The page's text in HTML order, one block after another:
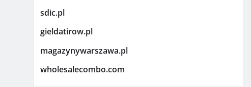
sdic.pl
gieldatirow.pl
magazynywarszawa.pl
wholesalecombo.com